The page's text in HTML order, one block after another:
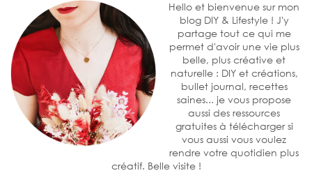
Hello et bienvenue sur mon
blog DIY & Lifestyle ! J'y
partage tout ce qui me
permet d'avoir une vie plus
belle, plus créative et
naturelle : DIY et créations,
bullet journal, recettes
saines... je vous propose
aussi des ressources
gratuites à télécharger si
vous aussi vous voulez
rendre votre quotidien plus
créatif. Belle visite !